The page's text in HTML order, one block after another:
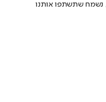
נשמח שתשתפו אותנו